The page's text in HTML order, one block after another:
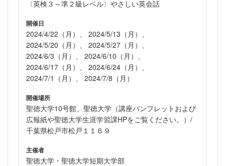
〈英検３～準２級レベル〉やさしい英会話
開催日
2024/4/22（月）、 2024/5/13（月）、
2024/5/20（月）、 2024/5/27（月）、
2024/6/3（月）、 2024/6/10（月）、
2024/6/17（月）、 2024/6/24（月）、
2024/7/1（月）、 2024/7/8（月）
開催場所
聖徳大学10号館、聖徳大学（講座パンフレットおよび
広報紙や聖徳大学生涯学習課HPをご覧ください。）/
千葉県松戸市松戸１１６９
主催者
聖徳大学・聖徳大学短期大学部